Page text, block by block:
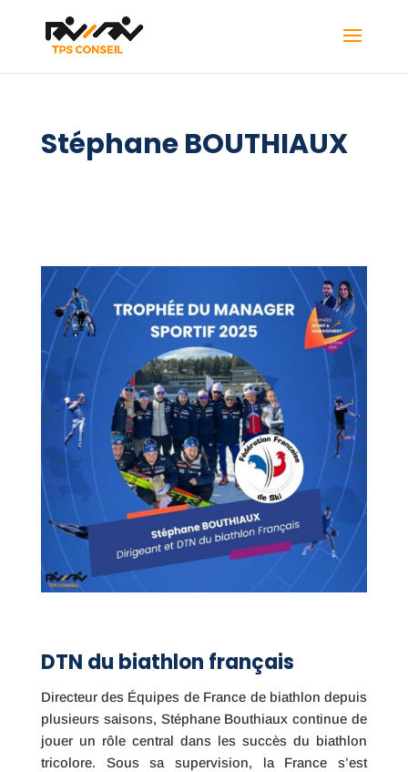
Stéphane BOUTHIAUX
DTN du biathlon français
Directeur des Équipes de France de biathlon depuis
plusieurs saisons, Stéphane Bouthiaux continue de
jouer un rôle central dans les succès du biathlon
tricolore. Sous sa supervision, la France s’est